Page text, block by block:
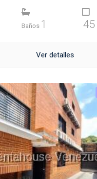
Baños 1
Ver detalles